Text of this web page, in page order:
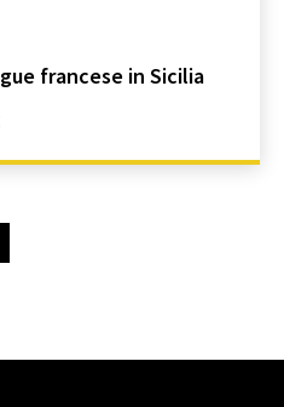
francese in Sicilia